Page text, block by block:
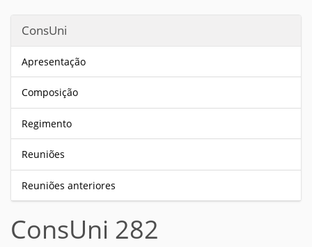
ConsUni
Apresentação
Composição
Regimento
Reuniões
Reuniões anteriores
ConsUni 282